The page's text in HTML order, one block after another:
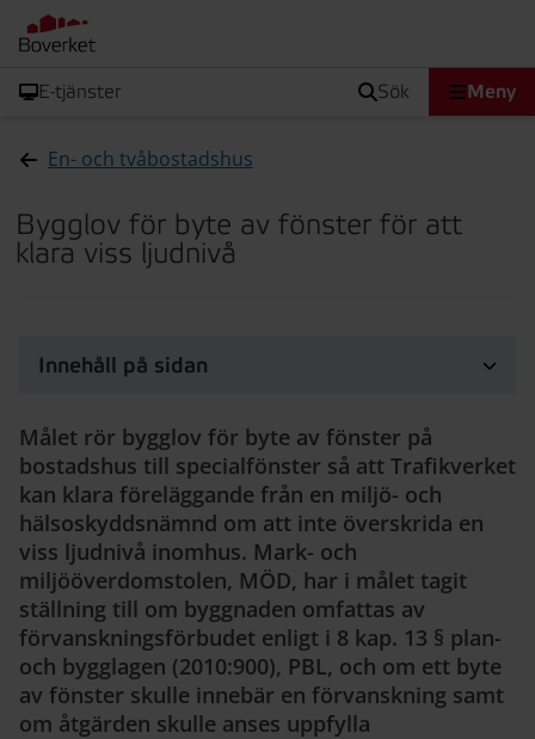
E-tjänster sök Meny
En- och tvåbostadshus
Bygglov för byte av fönster för att
klara viss ljudnivå
Innehåll på sidan
Målet rör bygglov för byte av fönster på
bostadshus till specialfönster så att Trafikverket
kan klara föreläggande från en miljö- och
hälsoskyddsnämnd om att inte överskrida en
viss ljudnivå inomhus. Mark- och
miljööverdomstolen, MÖD, har i målet tagit
ställning till om byggnaden omfattas av
förvanskningsförbudet enligt i 8 kap. 13 § plan-
och bygglagen (2010:900), PBL, och om ett byte
av fönster skulle innebär en förvanskning samt
om åtgärden skulle anses uppfylla